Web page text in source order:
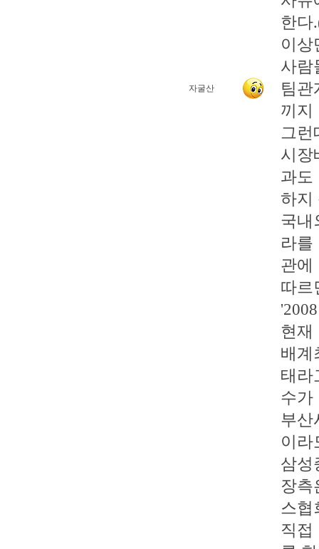
자굴산
한다
이
사람
팀
끼지
그런
시장
과도
하지
국내
라
관에
따르
현재
배계
태라
수가
부산
이라
삼성
장
스협
직